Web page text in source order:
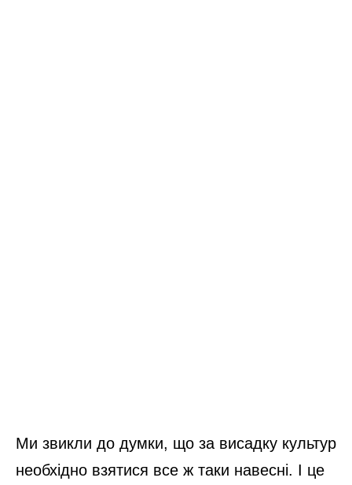
Ми звикли до думки, що за висадку культур
необхідно взятися все ж таки навесні. І це